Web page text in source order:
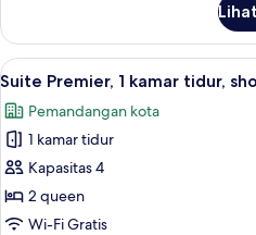
King
Suite
Premier,
1
Tidur
King
Lihat
semua
foto
untuk
Suite
Premier,
1
7
Suite Premier, 1 kamar tidur,
Pemandangan kota
1 kamar tidur
Kapasitas 4
2 queen
Wi-Fi Gratis